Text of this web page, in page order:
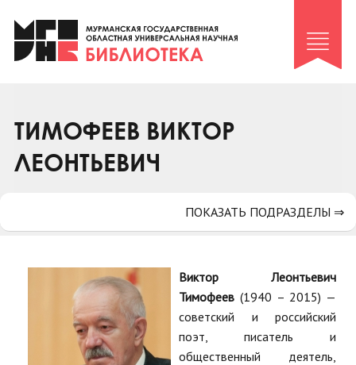
Клуб «Гиря и сельдерей»
Клуб «Семейный архив»
Коллегам
Контакты
ТИМОФЕЕВ ВИКТОР
ЛЕОНТЬЕВИЧ
Виктор Леонтьевич
Тимофеев (1940 – 2015) —
советский и российский
поэт, писатель и
общественный деятель,
ПОКАЗАТЬ ПОДРАЗДЕЛЫ ⇒